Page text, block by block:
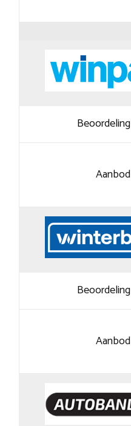
Beoordeling
Aanbod
Beoordeling
Aanbod